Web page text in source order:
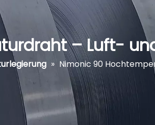
– Luft-
» Nimonic 90